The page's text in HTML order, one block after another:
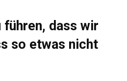
führen, dass wir
so etwas nicht